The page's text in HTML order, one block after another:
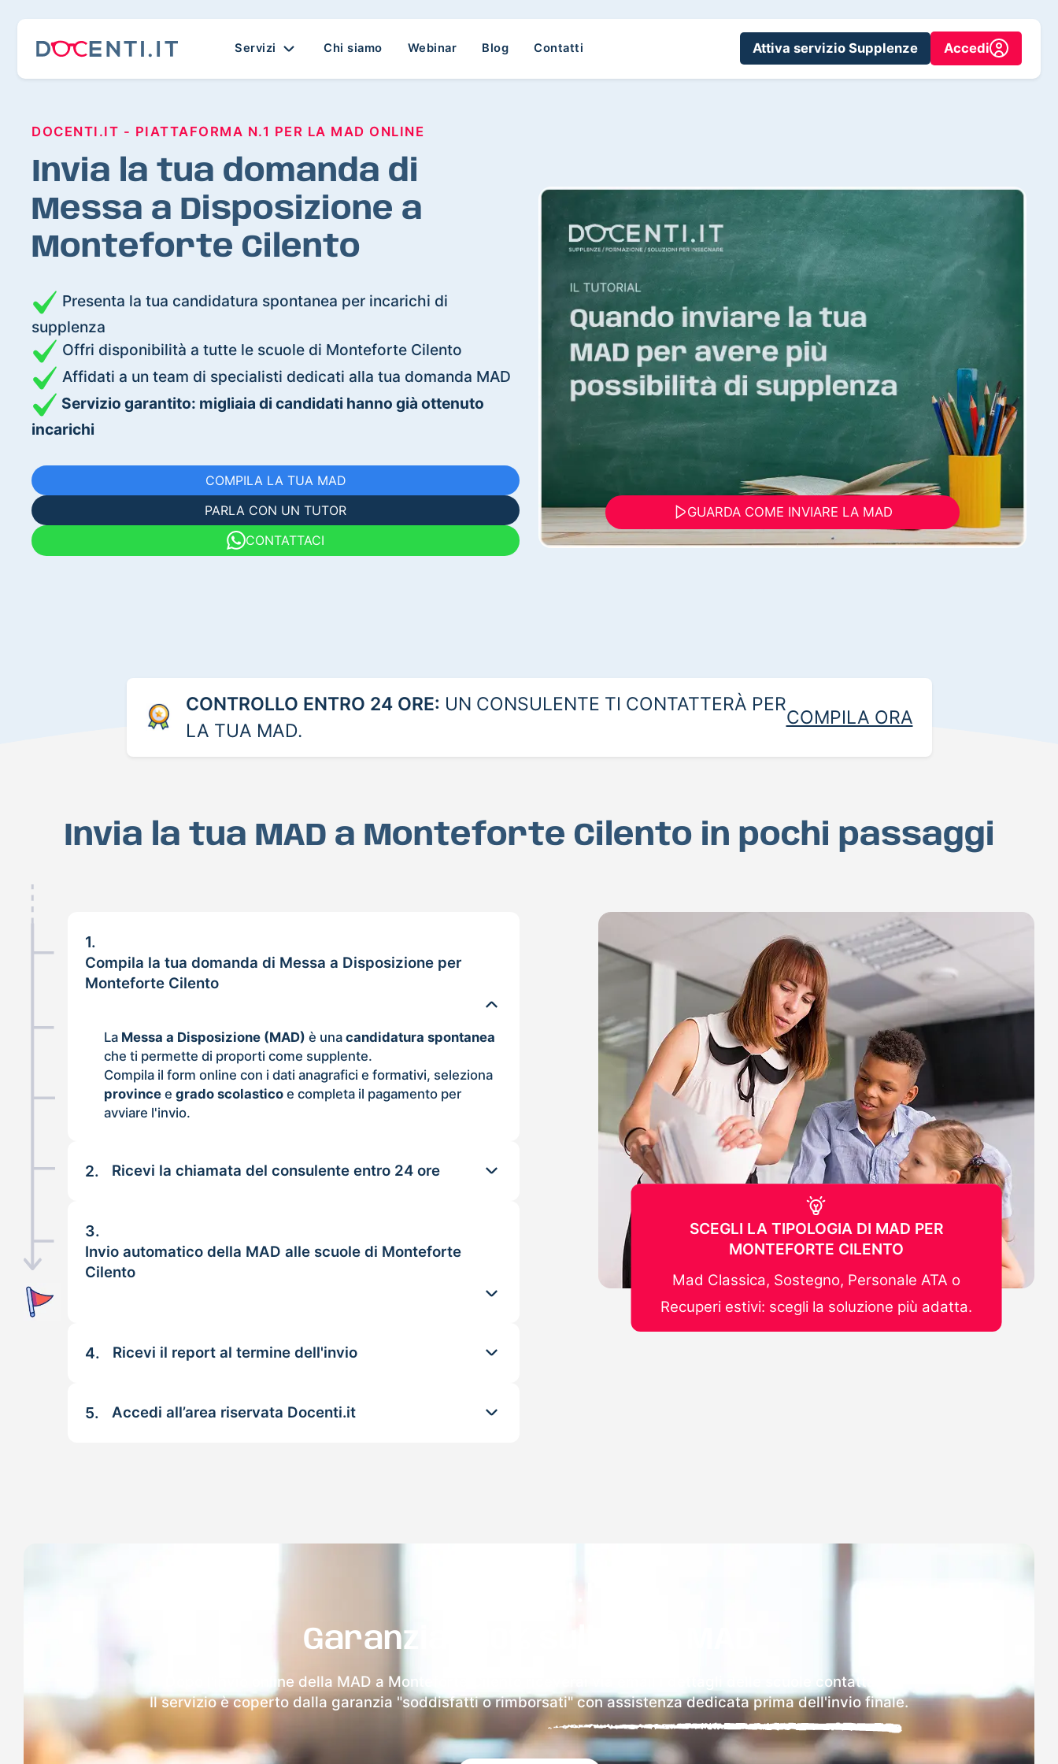
Servizi Chi siamo Webinar Blog Contatti Attiva servizio Supplenze Accedi
DOCENTI.IT - PIATTAFORMA N.1 PER LA MAD ONLINE
Invia la tua domanda di
Messa a Disposizione a
Monteforte Cilento
Presenta la tua candidatura spontanea per incarichi di
supplenza
Offri disponibilità a tutte le scuole di Monteforte Cilento
Affidati a un team di specialisti dedicati alla tua domanda MAD
Servizio garantito: migliaia di candidati hanno già ottenuto
incarichi
COMPILA LA TUA MAD
PARLA CON UN TUTOR
CONTATTACI
GUARDA COME INVIARE LA MAD
CONTROLLO ENTRO 24 ORE: UN CONSULENTE TI CONTATTERÀ PER
LA TUA MAD.
COMPILA ORA
Invia la tua MAD a Monteforte Cilento in pochi passaggi
1.
Compila la tua domanda di Messa a Disposizione per
Monteforte Cilento
La Messa a Disposizione (MAD) è unacandidatura spontanea
che ti permette di proporti come supplente.
Compila il form online con i dati anagrafici e formativi, seleziona
province egrado scolastico e completa il pagamento per
avviare l'invio.
2. Ricevi la chiamata del consulente entro 24 ore
3.
Invio automatico della MAD alle scuole di Monteforte
Cilento
4. Ricevi il report al termine dell'invio
5. Accedi all’area riservata Docenti.it
SCEGLI LA TIPOLOGIA DI MAD PER
MONTEFORTE CILENTO
Mad Classica, Sostegno, Personale ATA o
Recuperi estivi: scegli la soluzione più adatta.
Garanzia 100% sulla tua MAD
Dopo l'invio online della MAD a Monteforte Cilento riceverai via email i dettagli delle scuole contattate.
Il servizio è coperto dalla garanzia "soddisfatti o rimborsati" con assistenza dedicata prima dell'invio finale.